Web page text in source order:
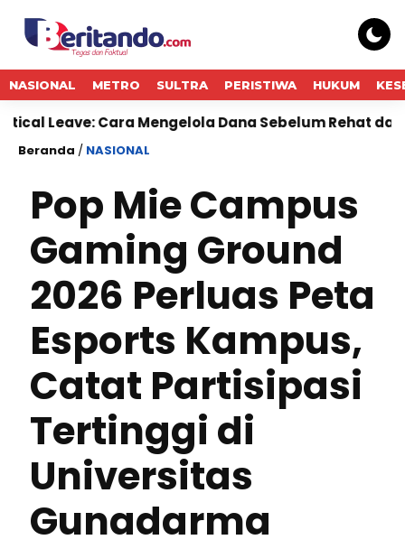
NASIONAL METRO SULTRA PERISTIWA HUKUM
Mengelola Dana Sebelum Rehat dari Dunia Kerja
Beranda / NASIONAL
Pop Mie Campus
Gaming Ground
2026 Perluas Peta
Esports Kampus,
Catat Partisipasi
Tertinggi di
Universitas
Gunadarma